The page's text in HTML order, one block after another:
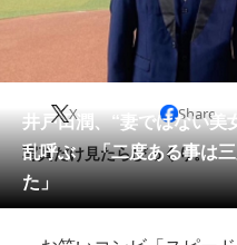
会員記事
メディア
注目記事を集めた総合ページ
井戸田潤、“妻ではない美
乱呼ぶ 「二度ある事は三
た」
X Share
写真だけ見たらびっくり。